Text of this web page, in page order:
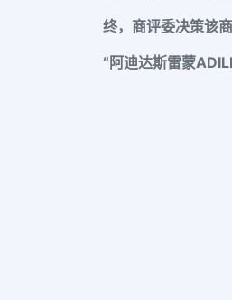
终，商评委决策该
“阿迪达斯雷蒙